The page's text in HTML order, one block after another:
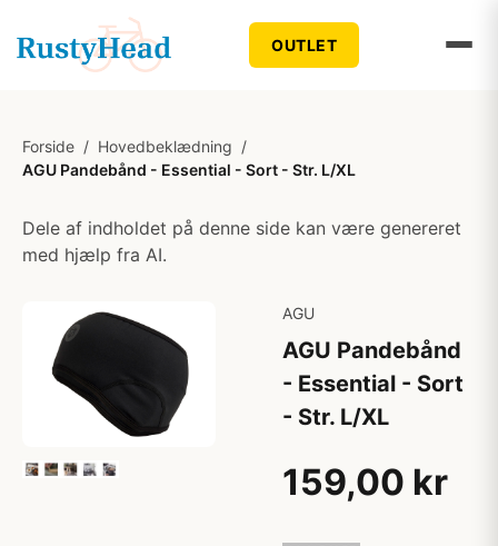
OUTLET
Forside / Hovedbeklædning /
AGU Pandebånd - Essential - Sort - Str. L/XL
Dele af indholdet på denne side kan være genereret
med hjælp fra AI.
AGU
AGU Pandebånd
- Essential - Sort
- Str. L/XL
159,00 kr